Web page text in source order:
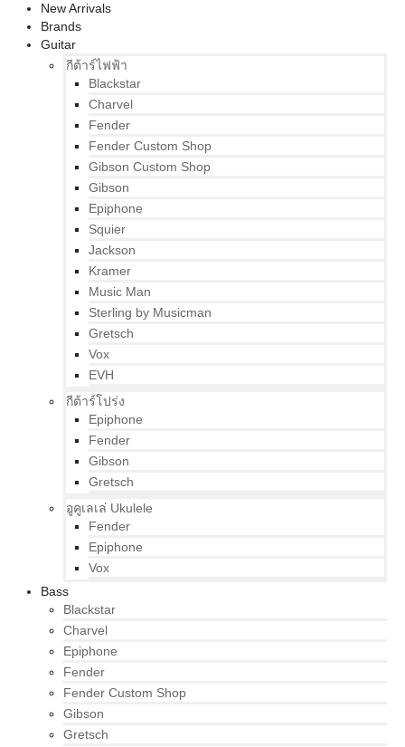
New Arrivals
Brands
Guitar
กีต้าร์ไฟฟ้า
Blackstar
Charvel
Fender
Fender Custom Shop
Gibson Custom Shop
Gibson
Epiphone
Squier
Jackson
Kramer
Music Man
Sterling by Musicman
Gretsch
Vox
EVH
กีต้าร์โปร่ง
Epiphone
Fender
Gibson
Gretsch
อูคูเลเล่ Ukulele
Fender
Epiphone
Vox
Bass
Blackstar
Charvel
Epiphone
Fender
Fender Custom Shop
Gibson
Gretsch